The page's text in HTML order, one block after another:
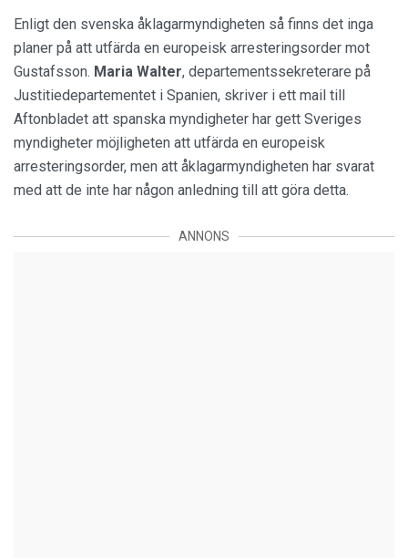
Enligt den svenska åklagarmyndigheten så finns det inga
planer på att utfärda en europeisk arresteringsorder mot
Gustafsson. Maria Walter, departementssekreterare på
Justitiedepartementet i Spanien, skriver i ett mail till
Aftonbladet att spanska myndigheter har gett Sveriges
myndigheter möjligheten att utfärda en europeisk
arresteringsorder, men att åklagarmyndigheten har svarat
med att de inte har någon anledning till att göra detta.
ANNONS